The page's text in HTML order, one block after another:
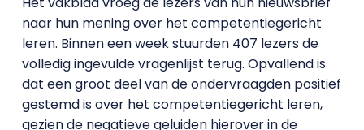
naar hun mening over het competentiegericht
leren. Binnen een week stuurden 407 lezers de
volledig ingevulde vragenlijst terug. Opvallend is
dat een groot deel van de ondervraagden positief
gestemd is over het competentiegericht leren,
gezien de negatieve geluiden hierover in de